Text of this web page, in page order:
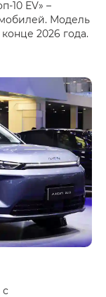
EV» –
Модель
2026 года.
с